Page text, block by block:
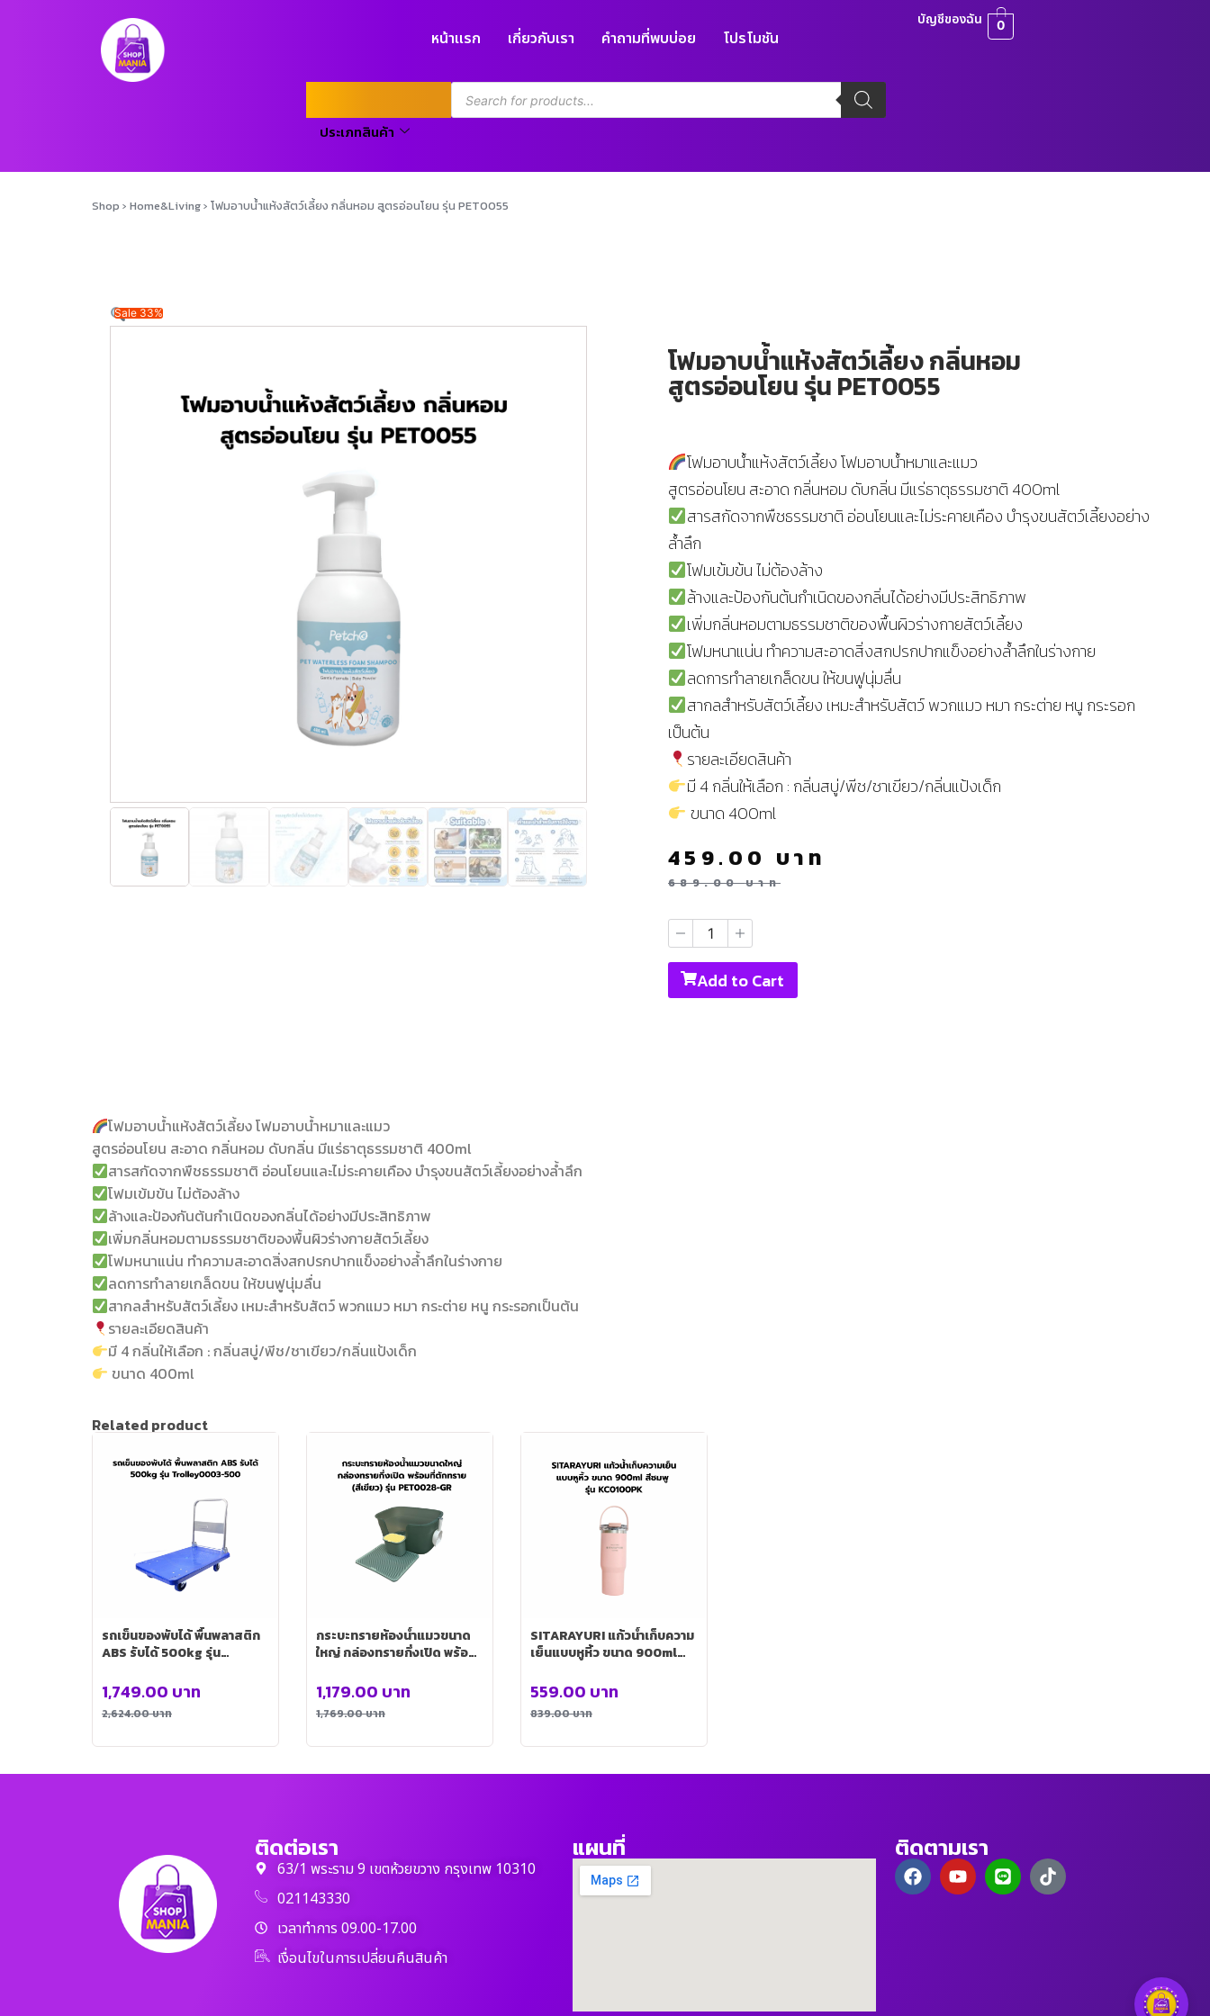
หน้าแรก เกี่ยวกับเรา คำถามที่พบบ่อย โปรโมชัน
ประเภทสินค้า
บัญชีของฉัน 0
Shop › Home&Living› โฟมอาบน้ำแห้งสัตว์เลี้ยง กลิ่นหอม สูตรอ่อนโยน รุ่น PET0055
Sale 33%
โฟมอาบน้ำแห้งสัตว์เลี้ยง กลิ่นหอม
สูตรอ่อนโยน รุ่น PET0055
โฟมอาบน้ำแห้งสัตว์เลี้ยง โฟมอาบน้ำหมาและแมว
สูตรอ่อนโยน สะอาด กลิ่นหอม ดับกลิ่น มีแร่ธาตุธรรมชาติ 400ml
สารสกัดจากพืชธรรมชาติ อ่อนโยนและไม่ระคายเคือง บำรุงขนสัตว์เลี้ยงอย่าง
ล้ำลึก
โฟมเข้มข้น ไม่ต้องล้าง
ล้างและป้องกันต้นกำเนิดของกลิ่นได้อย่างมีประสิทธิภาพ
เพิ่มกลิ่นหอมตามธรรมชาติของพื้นผิวร่างกายสัตว์เลี้ยง
โฟมหนาแน่น ทำความสะอาดสิ่งสกปรกปากแข็งอย่างล้ำลึกในร่างกาย
ลดการทำลายเกล็ดขน ให้ขนฟูนุ่มลื่น
สากลสำหรับสัตว์เลี้ยง เหมะสำหรับสัตว์ พวกแมว หมา กระต่าย หนู กระรอก
เป็นต้น
รายละเอียดสินค้า
มี 4 กลิ่นให้เลือก : กลิ่นสบู่/พีช/ชาเขียว/กลิ่นแป้งเด็ก
ขนาด 400ml
689.00บาท
459.00 บาท
Add to Cart
โฟมอาบน้ำแห้งสัตว์เลี้ยง โฟมอาบน้ำหมาและแมว
สูตรอ่อนโยน สะอาด กลิ่นหอม ดับกลิ่น มีแร่ธาตุธรรมชาติ 400ml
สารสกัดจากพืชธรรมชาติ อ่อนโยนและไม่ระคายเคือง บำรุงขนสัตว์เลี้ยงอย่างล้ำลึก
โฟมเข้มข้น ไม่ต้องล้าง
ล้างและป้องกันต้นกำเนิดของกลิ่นได้อย่างมีประสิทธิภาพ
เพิ่มกลิ่นหอมตามธรรมชาติของพื้นผิวร่างกายสัตว์เลี้ยง
โฟมหนาแน่น ทำความสะอาดสิ่งสกปรกปากแข็งอย่างล้ำลึกในร่างกาย
ลดการทำลายเกล็ดขน ให้ขนฟูนุ่มลื่น
สากลสำหรับสัตว์เลี้ยง เหมะสำหรับสัตว์ พวกแมว หมา กระต่าย หนู กระรอกเป็นต้น
รายละเอียดสินค้า
มี 4 กลิ่นให้เลือก : กลิ่นสบู่/พีช/ชาเขียว/กลิ่นแป้งเด็ก
ขนาด 400ml
Related product
รถเข็นของพับได้ พื้นพลาสติก
ABS รับได้ 500kg รุ่น
2,624.00บาท
1,749.00 บาท
กระบะทรายห้องน้ำแมวขนาด
ใหญ่ กล่องทรายกึ่งเปิด พร้อม
PET0028-GR
1,769.00บาท
1,179.00 บาท
SITARAYURI แก้วน้ำเก็บความ
เย็นแบบหูหิ้ว ขนาด 900ml
839.00บาท
559.00 บาท
ติดต่อเรา
63/1 พระราม 9 เขตห้วยขวาง กรุงเทพ 10310
021143330
เวลาทำการ 09.00-17.00
เงื่อนไขในการเปลี่ยนคืนสินค้า
แผนที่ ติดตามเรา